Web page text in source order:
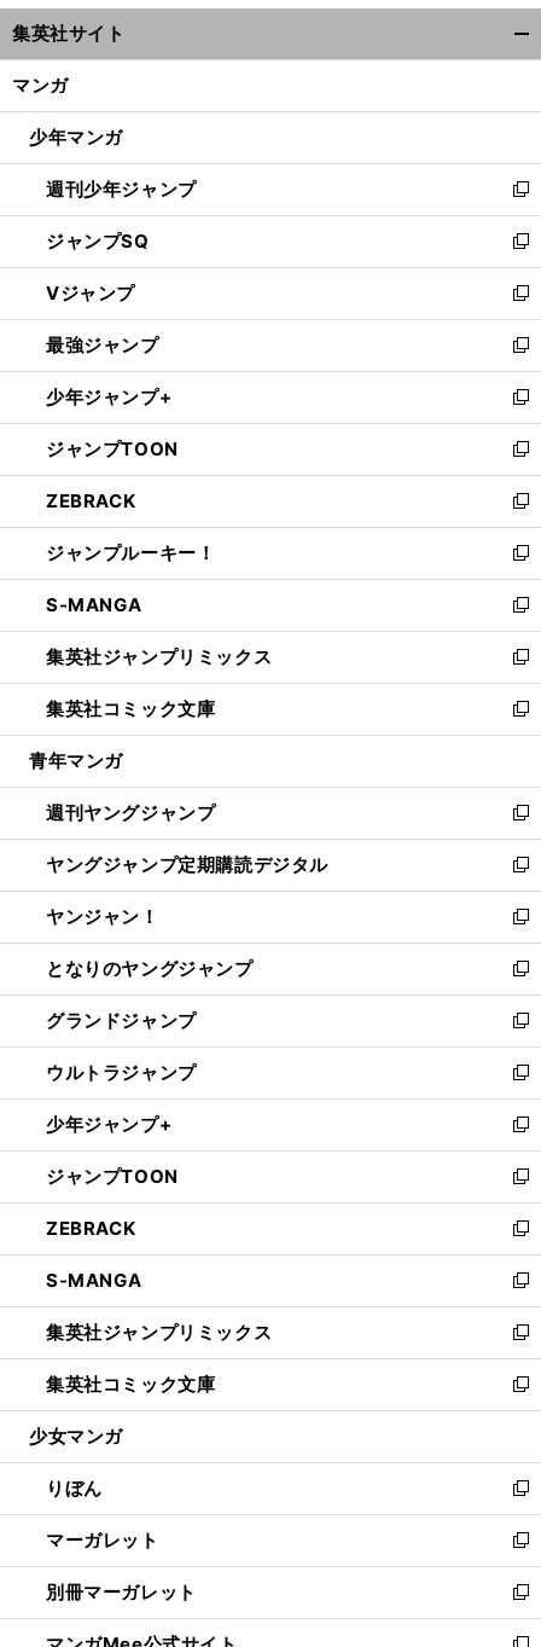
ウ
ィ
ン
ウ
開
く
集英社サイト
マンガ
少年マンガ
週刊少年ジャンプ
新
し
い
ウ
ィ
ン
ド
ウ
で
開
く
ジャンプSQ
新
し
い
ウ
ィ
ン
ド
ウ
で
開
く
Vジャンプ
新
し
い
ウ
ィ
ン
ド
ウ
で
開
く
最強ジャンプ
新
し
い
ウ
ィ
ン
ド
ウ
で
開
く
少年ジャンプ+
新
し
い
ウ
ィ
ン
ド
ウ
で
開
く
ジャンプTOON
新
し
い
ウ
ィ
ン
ド
ウ
で
開
く
ZEBRACK
新
し
い
ウ
ィ
ン
ド
ウ
で
開
ジャンプルーキー！
新
し
い
ウ
ィ
ン
ド
ウ
開
く
S-MANGA
新
し
い
ウ
ィ
ン
ウ
で
開
く
集英社ジャンプリミックス
新
し
い
ウ
ン
ド
ウ
で
開
く
集英社コミック文庫
新
し
ウ
ィ
ン
ド
ウ
で
開
く
青年マンガ
週刊ヤングジャンプ
新
し
い
ウ
ィ
ン
ド
ウ
で
開
く
ヤングジャンプ定期購読デジタル
新
し
い
ウ
ィ
ン
ド
ウ
で
開
く
ヤンジャン！
新
し
い
ウ
ィ
ン
ド
ウ
で
開
く
となりのヤングジャンプ
新
し
い
ウ
ィ
ン
ド
ウ
で
開
く
グランドジャンプ
新
し
い
ウ
ィ
ン
ド
ウ
で
開
く
ウルトラジャンプ
新
し
い
ウ
ィ
ン
ド
ウ
で
開
く
少年ジャンプ+
新
し
い
ウ
ィ
ン
ド
ウ
で
開
く
ジャンプTOON
新
し
い
ウ
ィ
ン
ド
ウ
で
開
ZEBRACK
新
し
い
ウ
ィ
ン
ド
ウ
開
く
S-MANGA
新
し
い
ウ
ィ
ン
ウ
で
開
く
集英社ジャンプリミックス
新
し
い
ウ
ン
ド
ウ
で
開
く
集英社コミック文庫
新
し
ウ
ィ
ン
ド
ウ
で
開
少女マンガ
りぼん
新
し
い
ウ
ィ
ン
マーガレット
新
し
い
ウ
別冊マーガレット
新
し